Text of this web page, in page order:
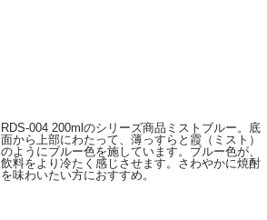
RDS-004 200mlのシリーズ商品ミストブルー。底
面から上部にわたって、薄っすらと霞（ミスト）
のようにブルー色を施しています。ブルー色が、
飲料をより冷たく感じさせます。さわやかに焼酎
を味わいたい方におすすめ。